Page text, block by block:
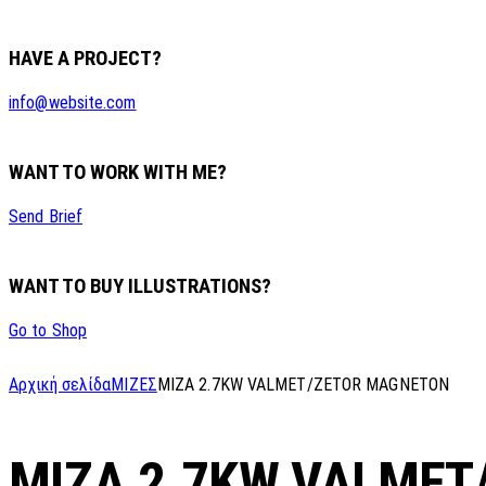
HAVE A PROJECT?
info@website.com
WANT TO WORK WITH ME?
Send Brief
WANT TO BUY ILLUSTRATIONS?
Go to Shop
Αρχική σελίδαΜΙΖΕΣ MIZA 2.7KW VALMET/ZETOR MAGNETON